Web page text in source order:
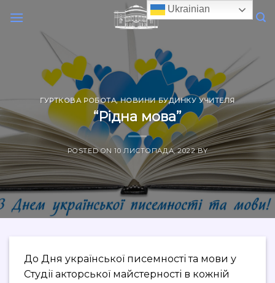
ГУРТКОВА РОБОТА,НОВИНИ БУДИНКУ УЧИТЕЛЯ
“Рідна мова”
POSTED ON10 ЛИСТОПАДА, 2022BY
До Дня української писемності та мови у
Студії акторської майстерності в кожній
Ukrainian